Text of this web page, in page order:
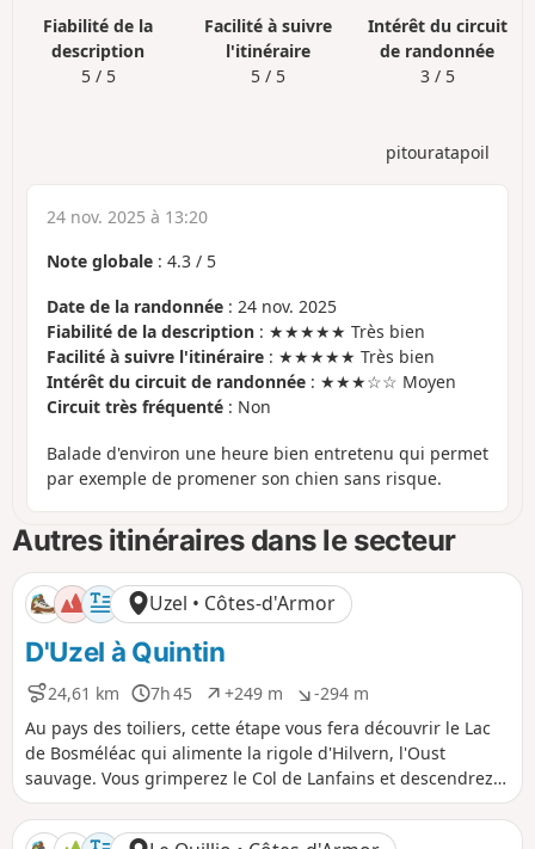
Fiabilité de la
description
5 / 5
Facilité à suivre
l'itinéraire
5 / 5
Intérêt du circuit
de randonnée
3 / 5
pitouratapoil
24 nov. 2025 à 13:20
Note globale : 4.3 / 5
Date de la randonnée : 24 nov. 2025
Fiabilité de la description : ★★★★★ Très bien
Facilité à suivre l'itinéraire : ★★★★★ Très bien
Intérêt du circuit de randonnée : ★★★☆☆ Moyen
Circuit très fréquenté : Non
Balade d'environ une heure bien entretenu qui permet
par exemple de promener son chien sans risque.
Autres itinéraires dans le secteur
Uzel • Côtes-d'Armor
D'Uzel à Quintin
24,61 km
D
i
s
t
a
n
c
7h 45
D
u
r
é
e
+249 m
D
é
n
i
v
e
l
-294 m
D
é
n
i
v
e
l
Au pays des toiliers, cette étape vous fera découvrir le Lac
de Bosméléac qui alimente la rigole d'Hilvern, l'Oust
sauvage. Vous grimperez le Col de Lanfains et descendrez
vers Quintin, sa vieille ville et son château.